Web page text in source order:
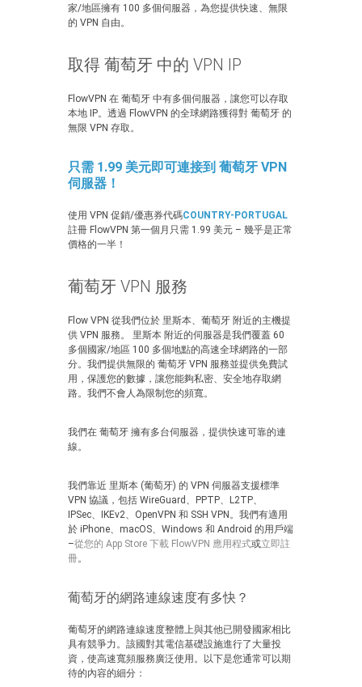
家/地區擁有 100 多個伺服器，為您提供快速、無限
的 VPN 自由。
取得 葡萄牙 中的 VPN IP
FlowVPN 在 葡萄牙 中有多個伺服器，讓您可以存取
本地 IP。透過 FlowVPN 的全球網路獲得對 葡萄牙 的
無限 VPN 存取。
只需 1.99 美元即可連接到 葡萄牙 VPN
伺服器！
使用 VPN 促銷/優惠券代碼COUNTRY-PORTUGAL
註冊 FlowVPN 第一個月只需 1.99 美元 – 幾乎是正常
價格的一半！
葡萄牙 VPN 服務
Flow VPN 從我們位於 里斯本、葡萄牙 附近的主機提
供 VPN 服務。 里斯本 附近的伺服器是我們覆蓋 60
多個國家/地區 100 多個地點的高速全球網路的一部
分。我們提供無限的 葡萄牙 VPN 服務並提供免費試
用，保護您的數據，讓您能夠私密、安全地存取網
路。我們不會人為限制您的頻寬。
我們在 葡萄牙 擁有多台伺服器，提供快速可靠的連
線。
我們靠近 里斯本 (葡萄牙) 的 VPN 伺服器支援標準
VPN 協議，包括 WireGuard、PPTP、L2TP、
IPSec、IKEv2、OpenVPN 和 SSH VPN。我們有適用
於 iPhone、macOS、Windows 和 Android 的用戶端
–從您的 App Store 下載 FlowVPN 應用程式或立即註
冊。
葡萄牙的網路連線速度有多快？
葡萄牙的網路連線速度整體上與其他已開發國家相比
具有競爭力。該國對其電信基礎設施進行了大量投
資，使高速寬頻服務廣泛使用。以下是您通常可以期
待的內容的細分：